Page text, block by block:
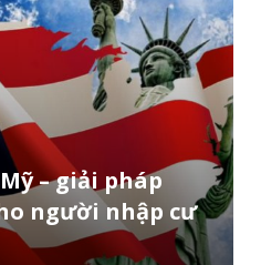
– giải pháp
người nhập cư